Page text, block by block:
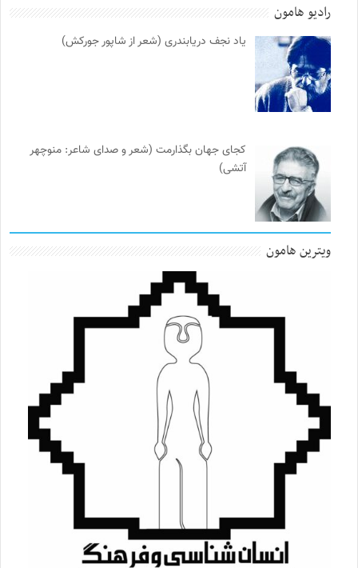
رادیو هامون
یاد نجف دریابندری (شعر از شاپور جورکش)
کجای جهان بگذارمت (شعر و صدای شاعر: منوچهر
آتشی)
ویترین هامون